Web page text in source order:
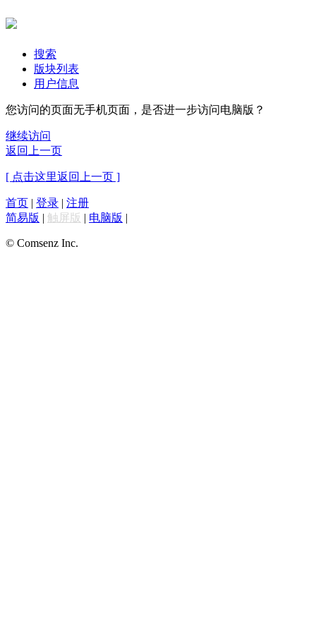
搜索
版块列表
用户信息
您访问的页面无手机页面，是否进一步访问电脑版？
继续访问
返回上一页
[ 点击这里返回上一页 ]
首页 | 登录 | 注册
简易版 | 触屏版 | 电脑版 |
© Comsenz Inc.